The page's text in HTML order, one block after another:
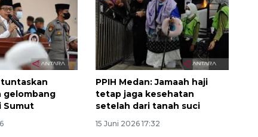
tuntaskan
gelombang
Sumut
PPIH Medan: Jamaah haji
tetap jaga kesehatan
setelah dari tanah suci
15 Juni 2026 17:32